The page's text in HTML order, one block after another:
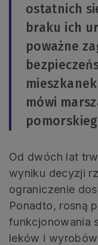
ostatnich
braku ich
poważne
mówi
Od dwóch lat
wyniku decyzji
ograniczenie
Ponadto, rosną
funkcjonowania
leków i